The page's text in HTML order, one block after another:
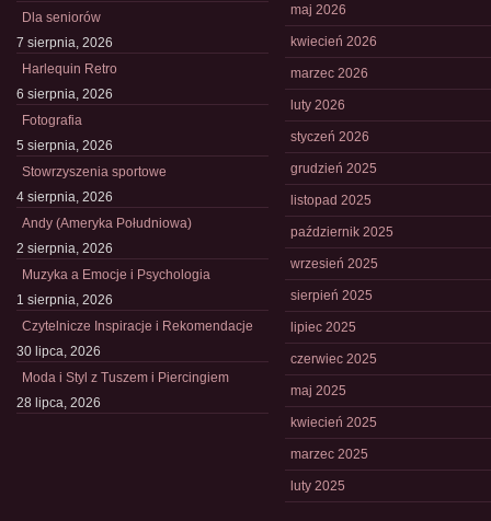
Dla seniorów
7 sierpnia, 2026
Harlequin Retro
6 sierpnia, 2026
Fotografia
5 sierpnia, 2026
Stowrzyszenia sportowe
4 sierpnia, 2026
Andy (Ameryka Południowa)
2 sierpnia, 2026
Muzyka a Emocje i Psychologia
1 sierpnia, 2026
Czytelnicze Inspiracje i Rekomendacje
30 lipca, 2026
Moda i Styl z Tuszem i Piercingiem
28 lipca, 2026
maj 2026
kwiecień 2026
marzec 2026
luty 2026
styczeń 2026
grudzień 2025
listopad 2025
październik 2025
wrzesień 2025
sierpień 2025
lipiec 2025
czerwiec 2025
maj 2025
kwiecień 2025
marzec 2025
luty 2025